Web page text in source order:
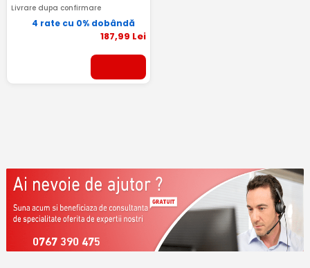
Livrare dupa confirmare
4 rate cu 0% dobândă
187,99 Lei
0767 390 475